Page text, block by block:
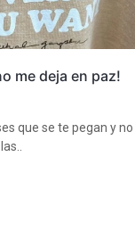
me deja en paz!
que se te pegan y